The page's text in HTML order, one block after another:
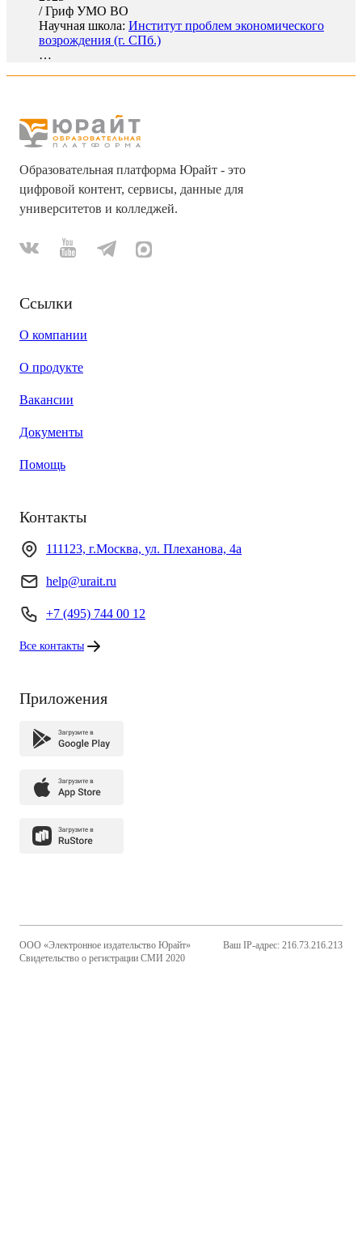
/Гриф УМО ВО
Научная школа: Институт проблем экономического
возрождения (г. СПб.)
…
Образовательная платформа Юрайт - это
цифровой контент, сервисы, данные для
университетов и колледжей.
Ссылки
О компании
О продукте
Вакансии
Документы
Помощь
Контакты
111123, г.Москва, ул. Плеханова, 4а
help@urait.ru
+7 (495) 744 00 12
Все контакты
Приложения
ООО «Электронное издательство Юрайт»
Свидетельство о регистрации СМИ 2020
Ваш IP-адрес: 216.73.216.213